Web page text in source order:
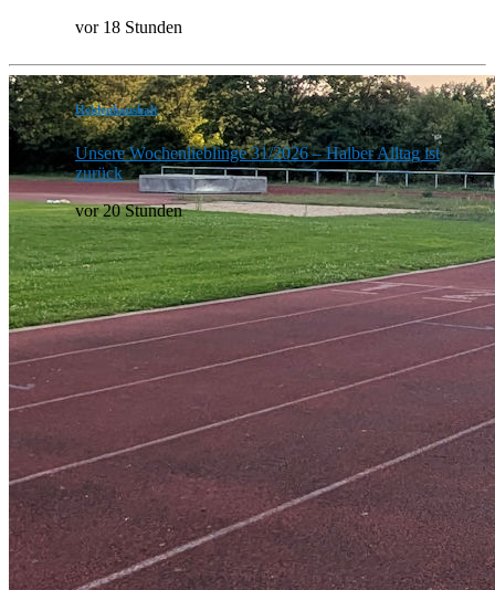
vor 18 Stunden
Heldenhaushalt
Unsere Wochenlieblinge 31/2026 – Halber Alltag ist
zurück
vor 20 Stunden